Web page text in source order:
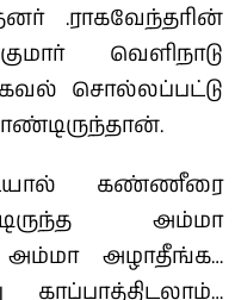
.ராகவேந்தரின்
வெளிநாடு
சொல்லப்பட்டு
கண்ணீரை
அம்மா
அம்மா அழாதீங்க…